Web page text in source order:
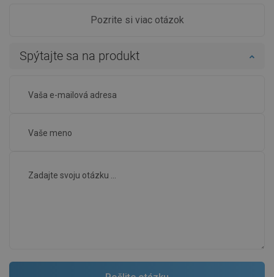
Pozrite si viac otázok
Spýtajte sa na produkt